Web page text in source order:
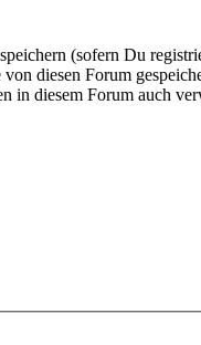
(sofern Du
diesen Forum
diesem Forum auch